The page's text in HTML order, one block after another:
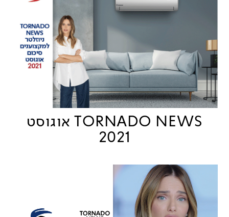
TORNADO NEWS אוגוסט
2021